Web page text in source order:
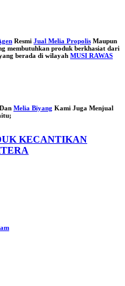
Resmi Jual Melia Propolis Maupun
membutuhkan produk berkhasiat dari
berada di wilayah MUSI RAWAS
Dan Melia Biyang Kami Juga Menjual
KECANTIKAN